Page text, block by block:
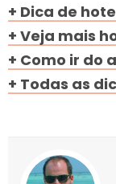
+ Dica de
+ Veja mais
+ Como ir do
+ Todas as